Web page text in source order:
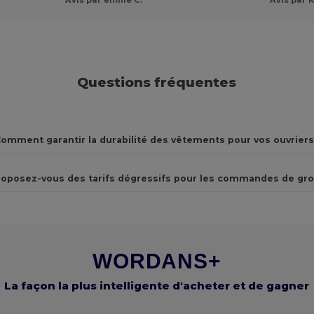
Questions fréquentes
garantir la durabilité des vêtements pour vos ouvriers
vous des tarifs dégressifs pour les commandes de
WORDANS+
La façon la plus intelligente d'acheter et de gagner